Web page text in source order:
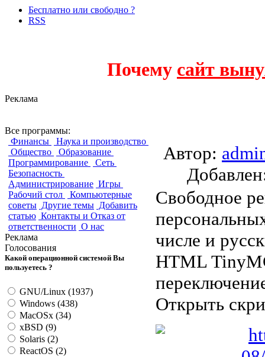
Бесплатно или свободно ?
RSS
Почему сайт
Реклама
Все программы:
Финансы
Наука и производство
Общество
Образование
Программирование
Сеть
Безопасность
Администрирование Игры
Рабочий стол
Компьютерные
советы Другие темы Добавить
статью Контакты и Отказ от
ответственности О нас
Реклама
Голосования
Какой операционной системой Вы
пользуетесь ?
GNU/Linux (1937)
Windows (438)
MacOSx (34)
xBSD (9)
Solaris (2)
ReactOS (2)
Автор:
Свободное
числе и
HTML
Открыть